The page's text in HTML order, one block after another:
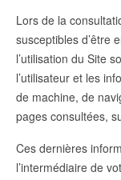
Lors de la
susceptibles d’être
l’utilisation du Site
l’utilisateur et les
de machine, de
pages consultées,
Ces dernières
l’intermédiaire de